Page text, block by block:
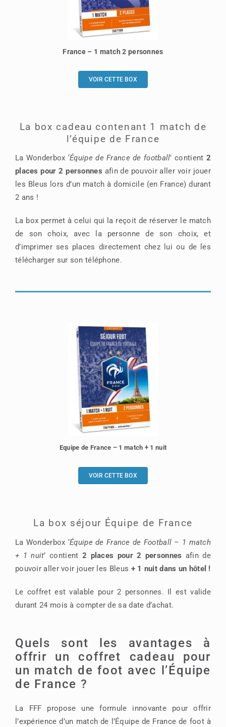
France – 1 match 2 personnes
VOIR CETTE BOX
La box cadeau contenant 1 match de
l’équipe de France
La Wonderbox ‘Équipe de France de football’ contient 2
places pour 2 personnes afin de pouvoir aller voir jouer
les Bleus lors d’un match à domicile (en France) durant
2 ans !
La box permet à celui qui la reçoit de réserver le match
de son choix, avec la personne de son choix, et
d’imprimer ses places directement chez lui ou de les
télécharger sur son téléphone.
Equipe de France – 1 match + 1 nuit
VOIR CETTE BOX
La box séjour Équipe de France
La Wonderbox ‘Équipe de France de Football – 1 match
+ 1 nuit’ contient 2 places pour 2 personnes afin de
pouvoir aller voir jouer les Bleus + 1 nuit dans un hôtel !
Le coffret est valable pour 2 personnes. Il est valide
durant 24 mois à compter de sa date d’achat.
Quels sont les avantages à
offrir un coffret cadeau pour
un match de foot avec l’Équipe
de France ?
La FFF propose une formule innovante pour offrir
l’expérience d’un match de l’Équipe de France de foot à